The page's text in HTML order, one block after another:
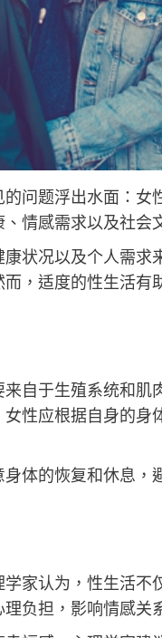
问题浮出水面：女
情感需求以及社会
状况以及个人需求
，适度的性生活有
自于生殖系统和肌
性应根据自身的身
体的恢复和休息，
家认为，性生活不
负担，影响情感关